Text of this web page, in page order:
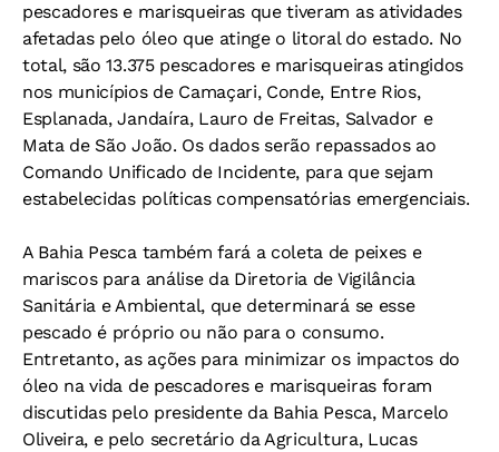
pescadores e marisqueiras que tiveram as atividades
afetadas pelo óleo que atinge o litoral do estado. No
total, são 13.375 pescadores e marisqueiras atingidos
nos municípios de Camaçari, Conde, Entre Rios,
Esplanada, Jandaíra, Lauro de Freitas, Salvador e
Mata de São João. Os dados serão repassados ao
Comando Unificado de Incidente, para que sejam
estabelecidas políticas compensatórias emergenciais.
A Bahia Pesca também fará a coleta de peixes e
mariscos para análise da Diretoria de Vigilância
Sanitária e Ambiental, que determinará se esse
pescado é próprio ou não para o consumo.
Entretanto, as ações para minimizar os impactos do
óleo na vida de pescadores e marisqueiras foram
discutidas pelo presidente da Bahia Pesca, Marcelo
Oliveira, e pelo secretário da Agricultura, Lucas